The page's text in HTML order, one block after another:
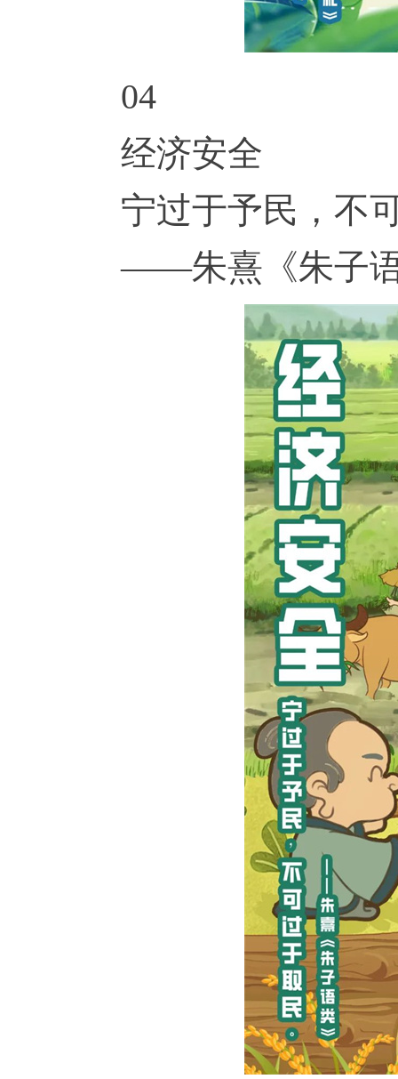
04
经济安全
宁过于予民，不
——朱熹《朱子